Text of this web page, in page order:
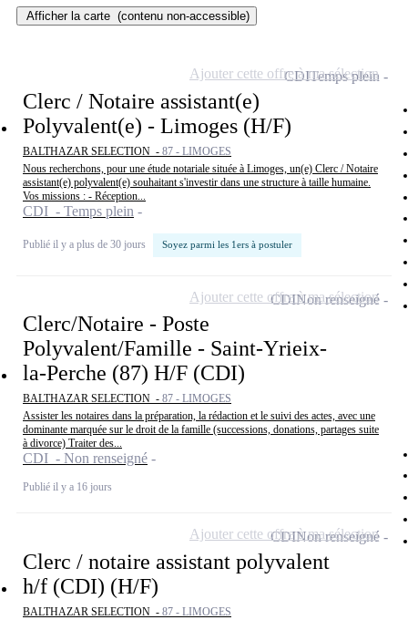
Afficher la carte (contenu non-accessible)
Clerc / Notaire assistant(e)
Polyvalent(e) - Limoges (H/F)
BALTHAZAR SELECTION - 87 - LIMOGES
Nous recherchons, pour une étude notariale située à Limoges, un(e) Clerc / Notaire
assistant(e) polyvalent(e) souhaitant s'investir dans une structure à taille humaine.
Vos missions : - Réception...
CDI - Temps plein
Publié il y a plus de 30 jours Soyez parmi les 1ers à postuler
CDITemps plein
Ajouter cette offre à ma sélection
Clerc/Notaire - Poste
Polyvalent/Famille - Saint-Yrieix-
la-Perche (87) H/F (CDI)
BALTHAZAR SELECTION - 87 - LIMOGES
Assister les notaires dans la préparation, la rédaction et le suivi des actes, avec une
dominante marquée sur le droit de la famille (successions, donations, partages suite
à divorce) Traiter des...
CDI - Non renseigné
Publié il y a 16 jours
CDINon renseigné
Ajouter cette offre à ma sélection
Clerc / notaire assistant polyvalent
h/f (CDI) (H/F)
BALTHAZAR SELECTION - 87 - LIMOGES
CDINon renseigné
Ajouter cette offre à ma sélection